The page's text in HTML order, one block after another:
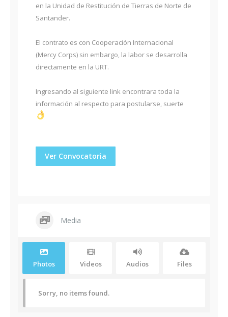
en la Unidad de Restitución de Tierras de Norte de
Santander.
El contrato es con Cooperación Internacional
(Mercy Corps) sin embargo, la labor se desarrolla
directamente en la URT.
Ingresando al siguiente link encontrara toda la
información al respecto para postularse, suerte
Ver Convocatoria
Media
Photos Videos Audios Files
Sorry, no items found.